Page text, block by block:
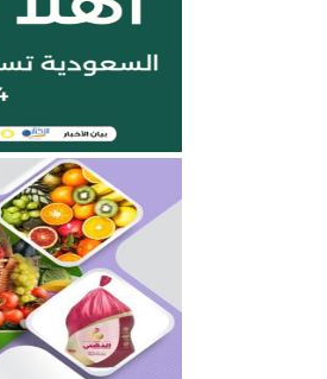
06/08/2026
05/08/2026
05/08/2026
05/08/2026